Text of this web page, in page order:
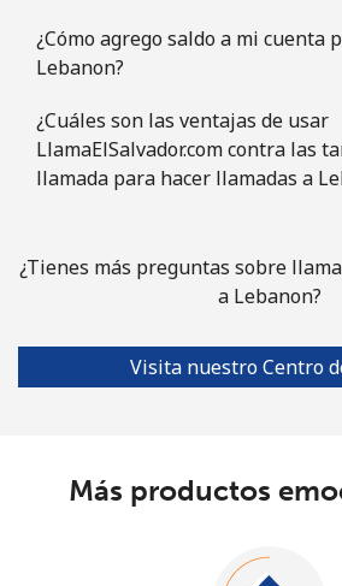
¿Cómo agrego saldo a mi cuenta
Lebanon?
¿Cuáles son las ventajas de usar
LlamaElSalvador.com contra las
llamada para hacer llamadas a
¿Tienes más preguntas sobre
a Lebanon?
Visita nuestro Centro
Más productos